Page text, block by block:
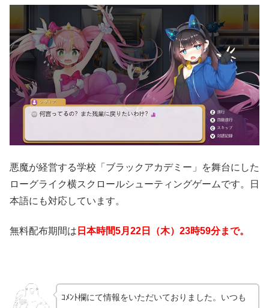
悪魔が経営する学校「ブラックアカデミー」を舞台にした
ローグライク横スクロールシューティングゲームです。日
本語にも対応しています。
無料配布期間は 日本時間5月22日（木）23時59分まで。
ｺﾒﾝﾄ欄にて情報をいただいておりました。いつも